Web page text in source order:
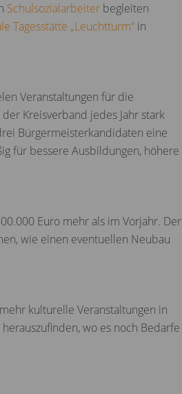
Schulsozialarbeiter begleiten
Tagesstätte „Leuchtturm“ in
Veranstaltungen für die
Kreisverband jedes Jahr stark
Bürgermeisterkandidaten eine
für bessere Ausbildungen, höhere
Euro mehr als im Vorjahr. Der
wie einen eventuellen Neubau
kulturelle Veranstaltungen in
wo es noch Bedarfe